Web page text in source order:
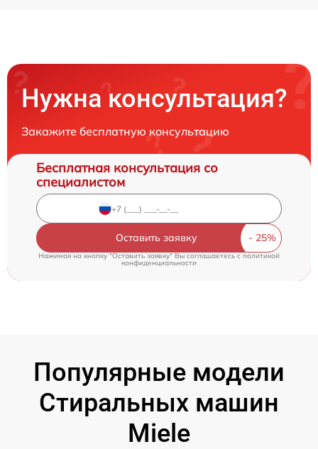
Нужна консультация?
Закажите бесплатную консультацию
Бесплатная консультация со
специалистом
Оставить заявку
Нажимая на кнопку "Оставить заявку" Вы соглашаетесь cполитикой
конфиденциальности
Популярные модели
Стиральных машин
Miele